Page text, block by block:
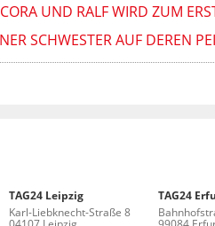
UND RALF WIRD ZUM
SCHWESTER AUF DEREN
TAG24 Leipzig
Karl-Liebknecht-Straße 8
TAG24